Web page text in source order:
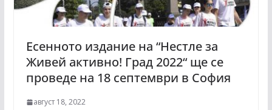
Есенното издание на “Нестле за
Живей активно! Град 2022“ ще се
проведе на 18 септември в София
август 18, 2022